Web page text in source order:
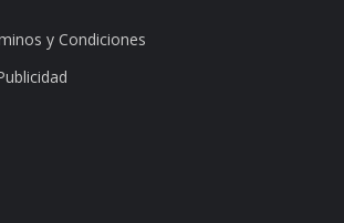
y Condiciones